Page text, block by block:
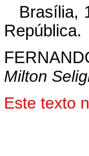
Brasília,
República.
Milton
Este texto